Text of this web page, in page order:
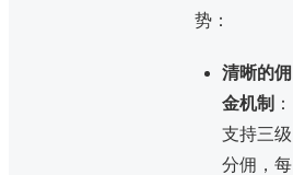
势：
清晰的佣
金机制 ：
支持三级
分佣，每